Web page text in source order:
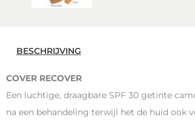
BESCHRIJVING
COVER RECOVER
Een luchtige, draagbare SPF 30 getinte
na een behandeling terwijl het de huid ook